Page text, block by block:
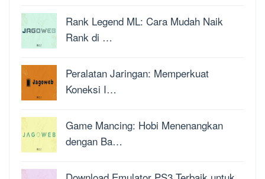
Rank Legend ML: Cara Mudah Naik
Rank di …
Peralatan Jaringan: Memperkuat
Koneksi I…
Game Mancing: Hobi Menenangkan
dengan Ba…